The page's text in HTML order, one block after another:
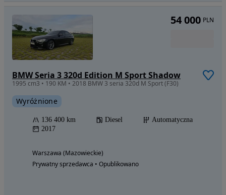
BMW Seria 3 320d Edition M Sport Shadow
1995 cm3 • 190 KM • 2018 BMW 3 seria 320d M Sport (F30)
Wyróżnione
136 400 km Diesel
Automatyczna
2017
Warszawa (Mazowieckie)
Prywatny sprzedawca • Opublikowano
54 000 PLN